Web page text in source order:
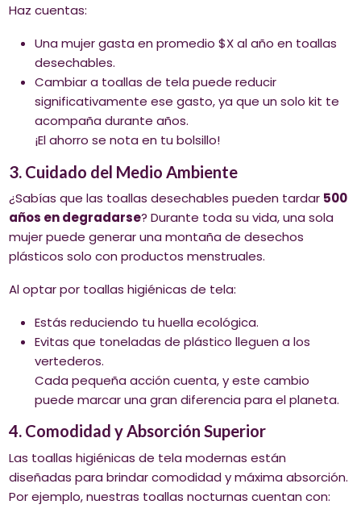
Haz cuentas:
Una mujer gasta en promedio $X al año en toallas
desechables.
Cambiar a toallas de tela puede reducir
significativamente ese gasto, ya que un solo kit te
acompaña durante años.
¡El ahorro se nota en tu bolsillo!
3. Cuidado del Medio Ambiente
¿Sabías que las toallas desechables pueden tardar 500
años en degradarse? Durante toda su vida, una sola
mujer puede generar una montaña de desechos
plásticos solo con productos menstruales.
Al optar por toallas higiénicas de tela:
Estás reduciendo tu huella ecológica.
Evitas que toneladas de plástico lleguen a los
vertederos.
Cada pequeña acción cuenta, y este cambio
puede marcar una gran diferencia para el planeta.
4. Comodidad y Absorción Superior
Las toallas higiénicas de tela modernas están
diseñadas para brindar comodidad y máxima absorción.
Por ejemplo, nuestras toallas nocturnas cuentan con: